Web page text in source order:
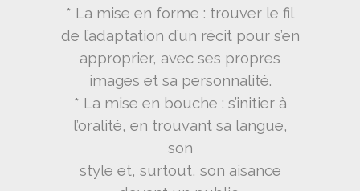
* La mise en forme : trouver le fil
de l’adaptation d’un récit pour s’en
approprier, avec ses propres
images et sa personnalité.
* La mise en bouche : s’initier à
l’oralité, en trouvant sa langue,
son
style et, surtout, son aisance